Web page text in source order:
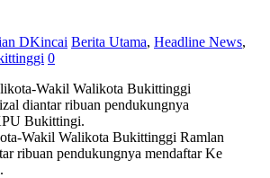
DKincai Berita Utama, Headline News,
0
Wakil Walikota Bukittinggi Ramlan
ribuan pendukungnya mendaftar Ke